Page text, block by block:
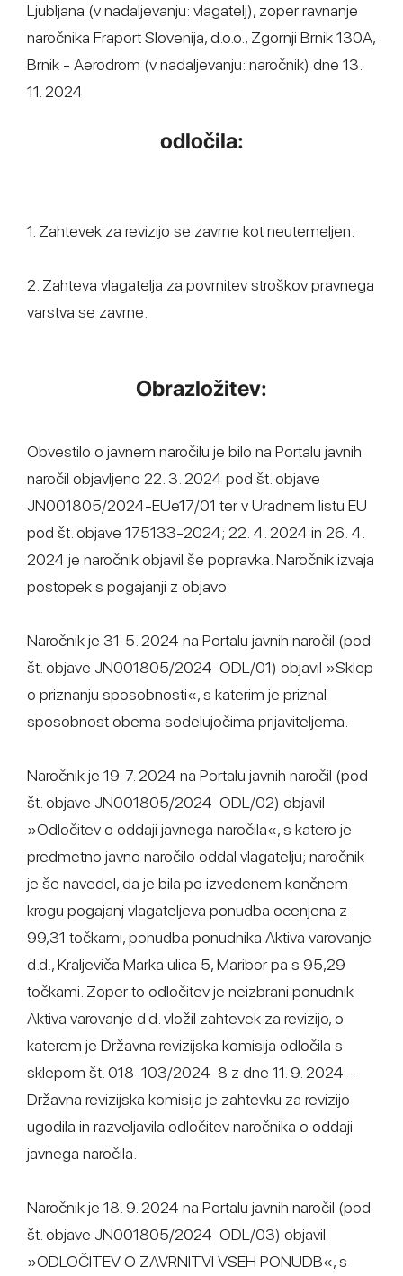
Ljubljana (v nadaljevanju: vlagatelj), zoper ravnanje
naročnika Fraport Slovenija, d.o.o., Zgornji Brnik 130A,
Brnik - Aerodrom (v nadaljevanju: naročnik) dne 13.
11. 2024
odločila:
1. Zahtevek za revizijo se zavrne kot neutemeljen.
2. Zahteva vlagatelja za povrnitev stroškov pravnega
varstva se zavrne.
Obrazložitev:
Obvestilo o javnem naročilu je bilo na Portalu javnih
naročil objavljeno 22. 3. 2024 pod št. objave
JN001805/2024-EUe17/01 ter v Uradnem listu EU
pod št. objave 175133-2024; 22. 4. 2024 in 26. 4.
2024 je naročnik objavil še popravka. Naročnik izvaja
postopek s pogajanji z objavo.
Naročnik je 31. 5. 2024 na Portalu javnih naročil (pod
št. objave JN001805/2024-ODL/01) objavil »Sklep
o priznanju sposobnosti«, s katerim je priznal
sposobnost obema sodelujočima prijaviteljema.
Naročnik je 19. 7. 2024 na Portalu javnih naročil (pod
št. objave JN001805/2024-ODL/02) objavil
»Odločitev o oddaji javnega naročila«, s katero je
predmetno javno naročilo oddal vlagatelju; naročnik
je še navedel, da je bila po izvedenem končnem
krogu pogajanj vlagateljeva ponudba ocenjena z
99,31 točkami, ponudba ponudnika Aktiva varovanje
d.d., Kraljeviča Marka ulica 5, Maribor pa s 95,29
točkami. Zoper to odločitev je neizbrani ponudnik
Aktiva varovanje d.d. vložil zahtevek za revizijo, o
katerem je Državna revizijska komisija odločila s
sklepom št. 018-103/2024-8 z dne 11. 9. 2024 –
Državna revizijska komisija je zahtevku za revizijo
ugodila in razveljavila odločitev naročnika o oddaji
javnega naročila.
Naročnik je 18. 9. 2024 na Portalu javnih naročil (pod
št. objave JN001805/2024-ODL/03) objavil
»ODLOČITEV O ZAVRNITVI VSEH PONUDB«, s